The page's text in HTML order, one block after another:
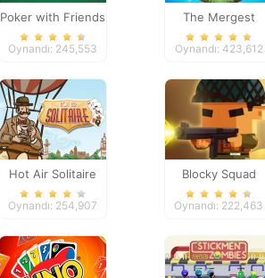
Poker with Friends
Oynandı: 245,553
Hot Air Solitaire
Oynandı: 254,907
The Mergest
Kingdom
Oynandı: 423,612
Blocky Squad
Oynandı: 222,463